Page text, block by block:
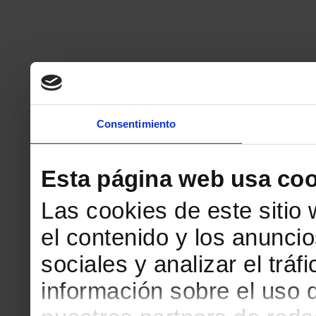
Consentimiento
Esta página web usa
Las cookies de este sitio
el contenido y los
sociales y analizar el
información sobre el uso